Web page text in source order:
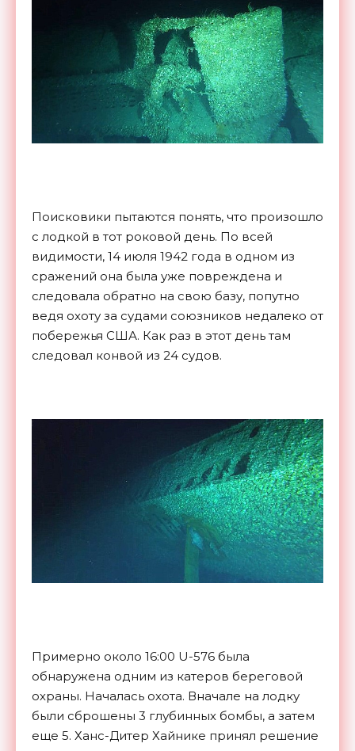
Поисковики пытаются понять, что произошло
с лодкой в тот роковой день. По всей
видимости, 14 июля 1942 года в одном из
сражений она была уже повреждена и
следовала обратно на свою базу, попутно
ведя охоту за судами союзников недалеко от
побережья США. Как раз в этот день там
следовал конвой из 24 судов.
Примерно около 16:00 U-576 была
обнаружена одним из катеров береговой
охраны. Началась охота. Вначале на лодку
были сброшены 3 глубинных бомбы, а затем
еще 5. Ханс-Дитер Хайнике принял решение